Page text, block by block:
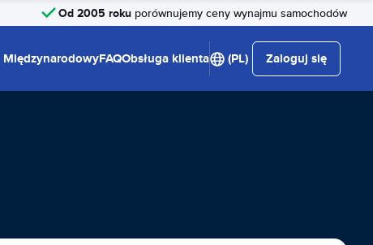
Od 2005 roku porównujemy ceny wynajmu samochodów
MiędzynarodowyFAQObsługa klienta (PL) Zaloguj się